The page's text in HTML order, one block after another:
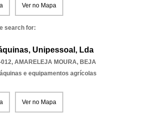
Ver no Mapa
search for:
Unipessoal, Lda
012, AMARELEJA MOURA, BEJA
e equipamentos agrícolas
Ver no Mapa